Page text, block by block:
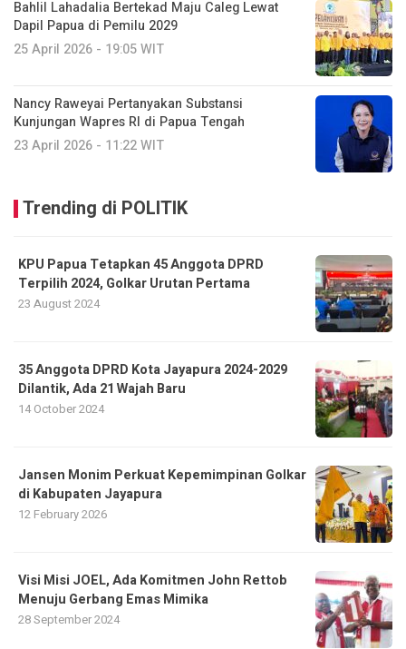
Bahlil Lahadalia Bertekad Maju Caleg Lewat
Dapil Papua di Pemilu 2029
25 April 2026 - 19:05 WIT
Nancy Raweyai Pertanyakan Substansi
Kunjungan Wapres RI di Papua Tengah
23 April 2026 - 11:22 WIT
Trending di POLITIK
KPU Papua Tetapkan 45 Anggota DPRD
Terpilih 2024, Golkar Urutan Pertama
23 August 2024
35 Anggota DPRD Kota Jayapura 2024-2029
Dilantik, Ada 21 Wajah Baru
14 October 2024
Jansen Monim Perkuat Kepemimpinan Golkar
di Kabupaten Jayapura
12 February 2026
Visi Misi JOEL, Ada Komitmen John Rettob
Menuju Gerbang Emas Mimika
28 September 2024